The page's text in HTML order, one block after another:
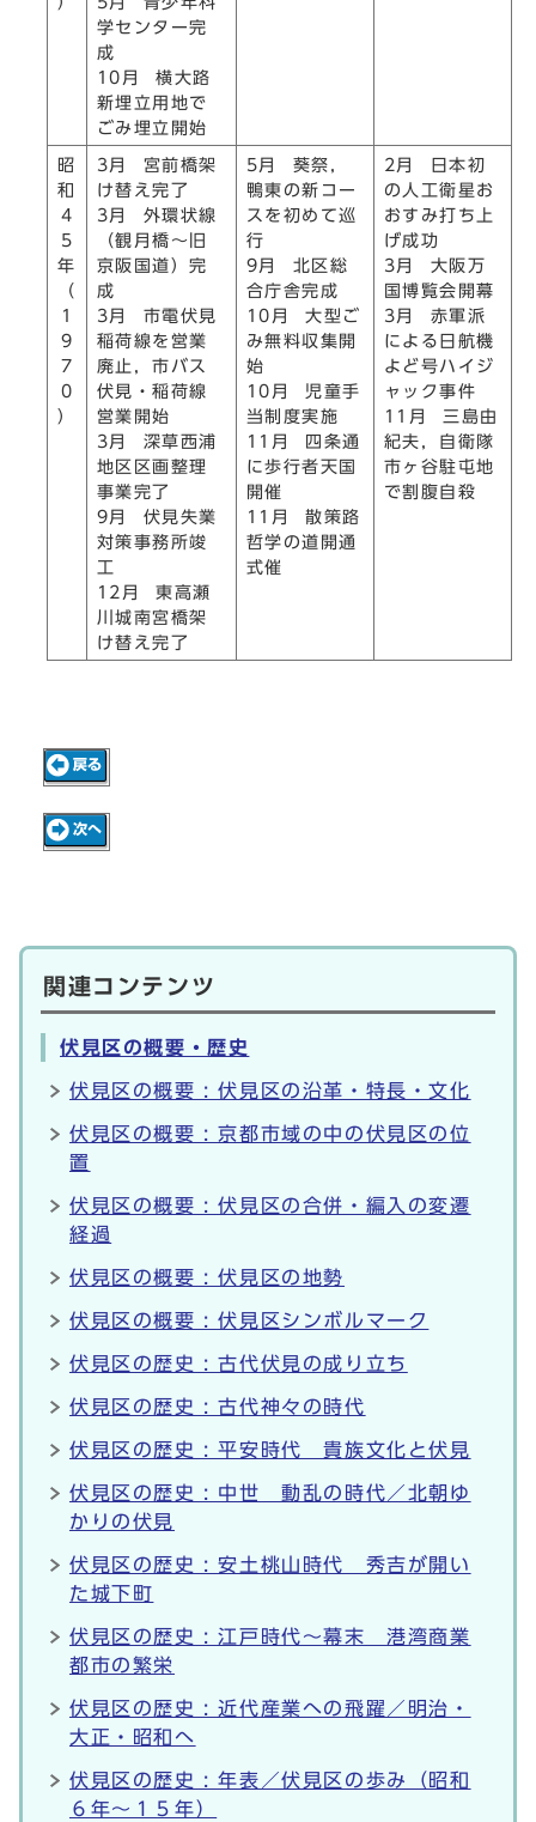
学センター完
成
10月 横大路
新埋立用地で
ごみ埋立開始
昭
和
4
5
年
（
1
9
7
0
）
3月 宮前橋架
け替え完了
3月 外環状線
（観月橋～旧
京阪国道）完
成
3月 市電伏見
稲荷線を営業
廃止，市バス
伏見・稲荷線
営業開始
3月 深草西浦
地区区画整理
事業完了
9月 伏見失業
対策事務所竣
工
12月 東高瀬
川城南宮橋架
け替え完了
5月 葵祭，
鴨東の新コー
スを初めて巡
行
9月 北区総
合庁舎完成
10月 大型ご
み無料収集開
始
10月 児童手
当制度実施
11月 四条通
に歩行者天国
開催
11月 散策路
哲学の道開通
式催
2月 日本初
の人工衛星お
おすみ打ち上
げ成功
3月 大阪万
国博覧会開幕
3月 赤軍派
による日航機
よど号ハイジ
ャック事件
11月 三島由
紀夫，自衛隊
市ヶ谷駐屯地
で割腹自殺
関連コンテンツ
伏見区の概要・歴史
伏見区の概要 : 伏見区の沿革・特長・文化
伏見区の概要 : 京都市域の中の伏見区の位
置
伏見区の概要 : 伏見区の合併・編入の変遷
経過
伏見区の概要 : 伏見区の地勢
伏見区の概要 : 伏見区シンボルマーク
伏見区の歴史 : 古代伏見の成り立ち
伏見区の歴史 : 古代神々の時代
伏見区の歴史 : 平安時代 貴族文化と伏見
伏見区の歴史 : 中世 動乱の時代／北朝ゆ
かりの伏見
伏見区の歴史 : 安土桃山時代 秀吉が開い
た城下町
伏見区の歴史 : 江戸時代～幕末 港湾商業
都市の繁栄
伏見区の歴史 : 近代産業への飛躍／明治・
大正・昭和へ
伏見区の歴史 : 年表／伏見区の歩み（昭和
６年～１５年）